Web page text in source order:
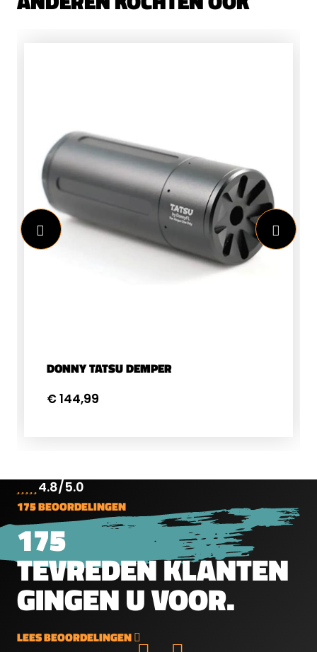
DONNY TATSU DEMPER
€ 144,99
4.8/5.0
175 BEOORDELINGEN
175
TEVREDEN KLANTEN
GINGEN U VOOR.
LEES BEOORDELINGEN